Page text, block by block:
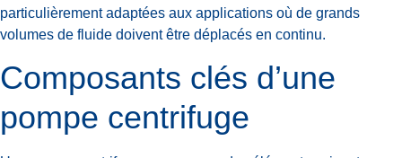
particulièrement adaptées aux applications où de grands
volumes de fluide doivent être déplacés en continu.
Composants clés d’une
pompe centrifuge